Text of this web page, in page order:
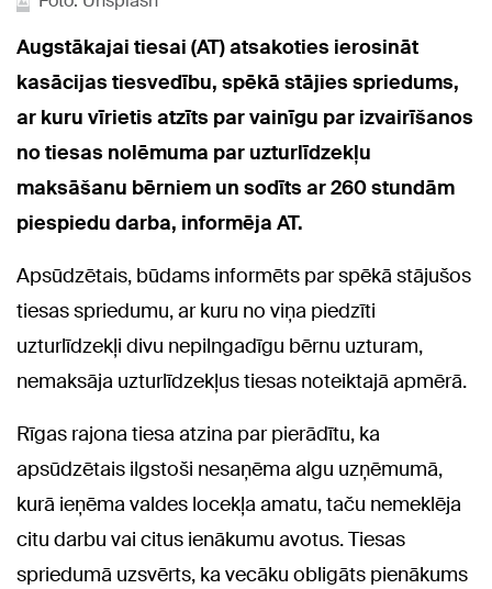
Augstākajai tiesai (AT) atsakoties ierosināt
kasācijas tiesvedību, spēkā stājies spriedums,
ar kuru vīrietis atzīts par vainīgu par izvairīšanos
no tiesas nolēmuma par uzturlīdzekļu
maksāšanu bērniem un sodīts ar 260 stundām
piespiedu darba, informēja AT.
Apsūdzētais, būdams informēts par spēkā stājušos
tiesas spriedumu, ar kuru no viņa piedzīti
uzturlīdzekļi divu nepilngadīgu bērnu uzturam,
nemaksāja uzturlīdzekļus tiesas noteiktajā apmērā.
Rīgas rajona tiesa atzina par pierādītu, ka
apsūdzētais ilgstoši nesaņēma algu uzņēmumā,
kurā ieņēma valdes locekļa amatu, taču nemeklēja
citu darbu vai citus ienākumu avotus. Tiesas
spriedumā uzsvērts, ka vecāku obligāts pienākums